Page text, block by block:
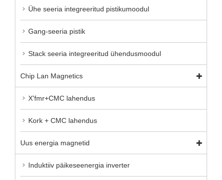
Ühe seeria integreeritud pistikumoodul
Gang-seeria pistik
Stack seeria integreeritud ühendusmoodul
Chip Lan Magnetics
X'fmr+CMC lahendus
Kork + CMC lahendus
Uus energia magnetid
Induktiiv päikeseenergia inverter